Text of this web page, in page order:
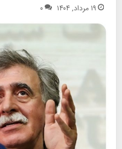
۱۹ مرداد, ۱۴۰۴ ۰